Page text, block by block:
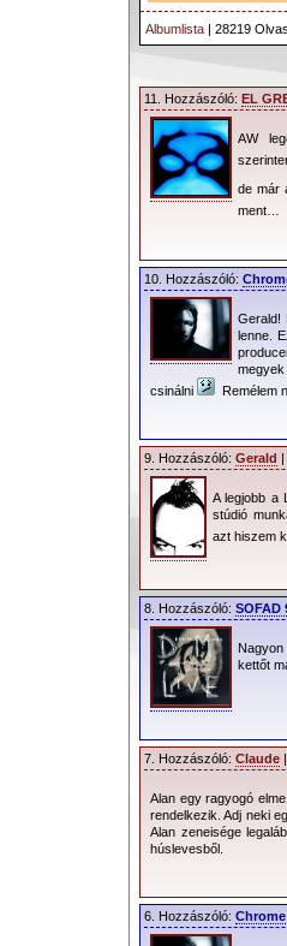
Albumlista | 28219
11. Hozzászóló: EL
AW
de már
10. Hozzászóló:
Gerald!
lenne.
csinálni
Remélem
9. Hozzászóló: Gerald
A legjobb a
stúdió
azt hiszem
8. Hozzászóló: SOFAD
kettőt
7. Hozzászóló: Claude
Alan egy ragyogó
rendelkezik. Adj neki
Alan zeneisége
húslevesből.
6. Hozzászóló: Chrome